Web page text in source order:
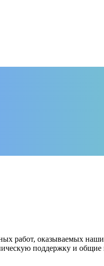
работ, оказываемых
поддержку и